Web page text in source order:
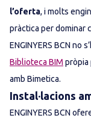
l’oferta, i molts
pràctica per dominar
ENGINYERS BCN no
Biblioteca BIM pròpia
amb Bimetica.
Instal·lacions
ENGINYERS BCN